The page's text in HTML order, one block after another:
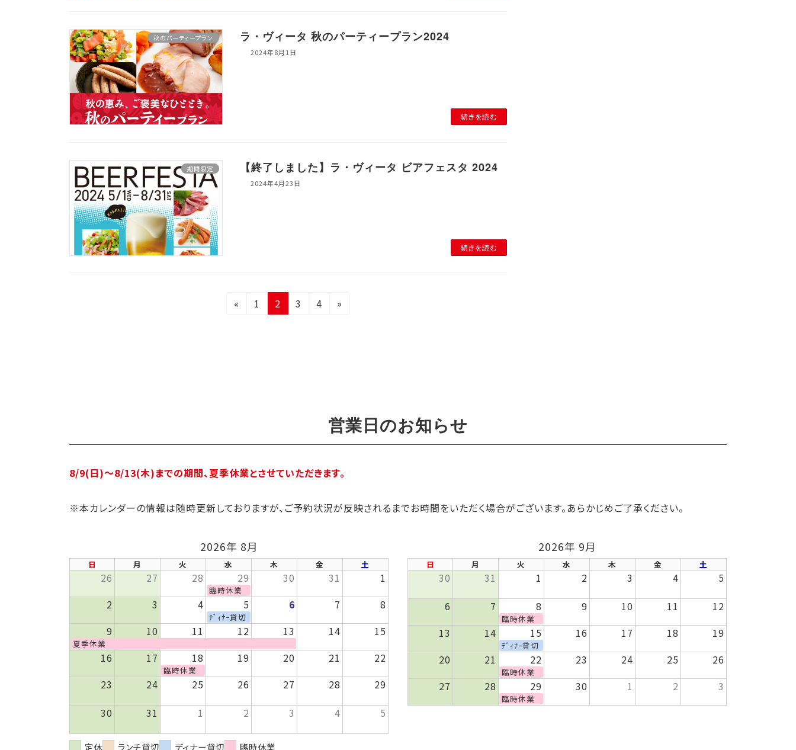
秋のパーティープラン ラ・ヴィータ 秋のパーティープラン2024
2024年8月1日
続きを読む
期間限定 【終了しました】ラ・ヴィータ ビアフェスタ 2024
2024年4月23日
続きを読む
送
り
«
固
1
固
定
2
固
3
固
4 »
営業日のお知らせ
8/9(日)～8/13(木)までの期間、夏季休業とさせていただきます。
※本カレンダーの情報は随時更新しておりますが、ご予約状況が反映されるまでお時間をいただく場合がございます。あらかじめご了承ください。
2026年 8月
日 月 火 水 木 金 土
26 27 28 29 30 31 1
臨時休業
2 3 4 5 6 7 8
ﾃﾞｨﾅｰ貸切
9 10 11 12 13 14 15
夏季休業
16 17 18 19 20 21 22
臨時休業
23 24 25 26 27 28
29
30
31 1 2 3 4 5
2026年 9月
日 月 火 水 木 金 土
30 31 1 2 3 4
5
6
7 8 9 10 11 12
臨時休業
13 14 15 16 17 18 19
ﾃﾞｨﾅｰ貸切
20 21 22 23 24 25 26
臨時休業
27 28 29 30 1 2 3
臨時休業
定休 ランチ貸切 ディナー貸切 臨時休業